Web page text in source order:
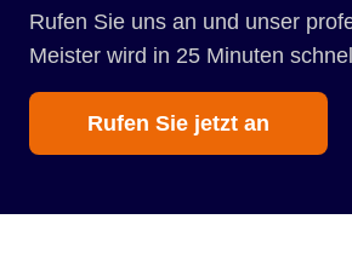
Rufen Sie uns an und unser
Meister wird in 25 Minuten
Rufen Sie jetzt an